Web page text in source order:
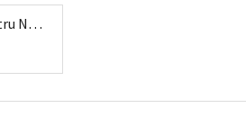
Mic îndrumar pentru Neversea